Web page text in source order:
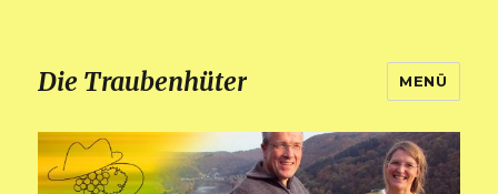
Die Traubenhüter MENÜ